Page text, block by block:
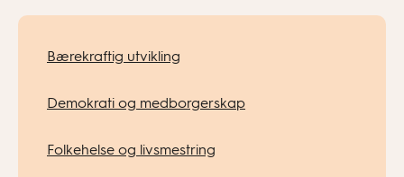
Bærekraftig utvikling
Demokrati og medborgerskap
Folkehelse og livsmestring